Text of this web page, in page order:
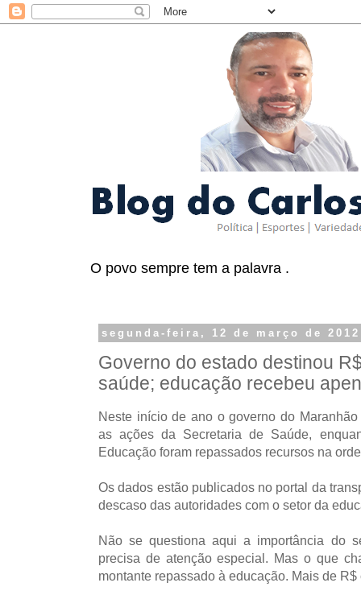
O povo sempre tem a palavra .
segunda-feira, 12 de março de 2012
Governo do estado destinou
saúde; educação recebeu
Neste início de ano o governo do
as ações da Secretaria de Saúde,
Educação foram repassados recursos na
Os dados estão publicados no portal da
descaso das autoridades com o setor da
Não se questiona aqui a importância do
precisa de atenção especial. Mas o que
montante repassado à educação. Mais de